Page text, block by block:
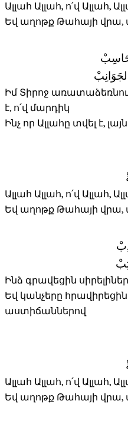
Ալլահ Ալլահ, ո՛վ Ալլահ,
Եվ աղոթք Թահայի վրա,
حَاسِبْ
Իմ Տիրոջ
է, ո՛վ մարդիկ
Ինչ որ Ալլահը տվել է,
Ալլահ Ալլահ, ո՛վ Ալլահ,
Եվ աղոթք Թահայի վրա,
Ինձ գրավեցին
Եվ կանչերը
աստիճաններով
Ալլահ Ալլահ, ո՛վ Ալլահ,
Եվ աղոթք Թահայի վրա,